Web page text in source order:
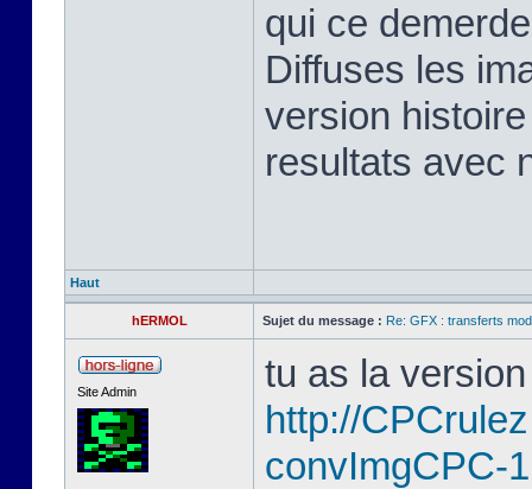
qui ce
Diffuses les
version
resultats avec
Haut
hERMOL Sujet du message : Re: GFX : transferts
Site Admin
tu as la
http://
convImgCPC-